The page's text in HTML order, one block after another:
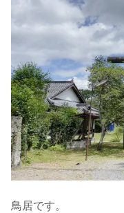
鳥居です。